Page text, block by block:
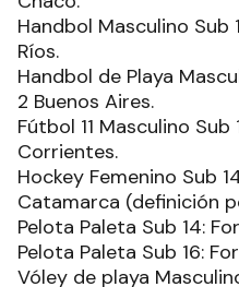
Handbol Masculino Sub
Ríos.
Handbol de Playa
2 Buenos Aires.
Fútbol 11 Masculino
Corrientes.
Hockey Femenino Sub
Catamarca (definición
Pelota Paleta Sub 14:
Pelota Paleta Sub 16:
Vóley de playa